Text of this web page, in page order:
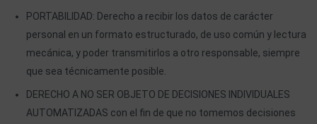
PORTABILIDAD: Derecho a recibir los datos de carácter
personal en un formato estructurado, de uso común y lectura
mecánica, y poder transmitirlos a otro responsable, siempre
que sea técnicamente posible.
DERECHO A NO SER OBJETO DE DECISIONES INDIVIDUALES
AUTOMATIZADAS con el fin de que no tomemos decisiones